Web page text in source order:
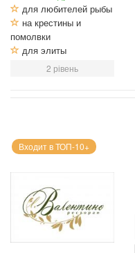
для любителей рыбы
на крестины и
помолвки
для элиты
2 рівень
Входит в ТОП-10+